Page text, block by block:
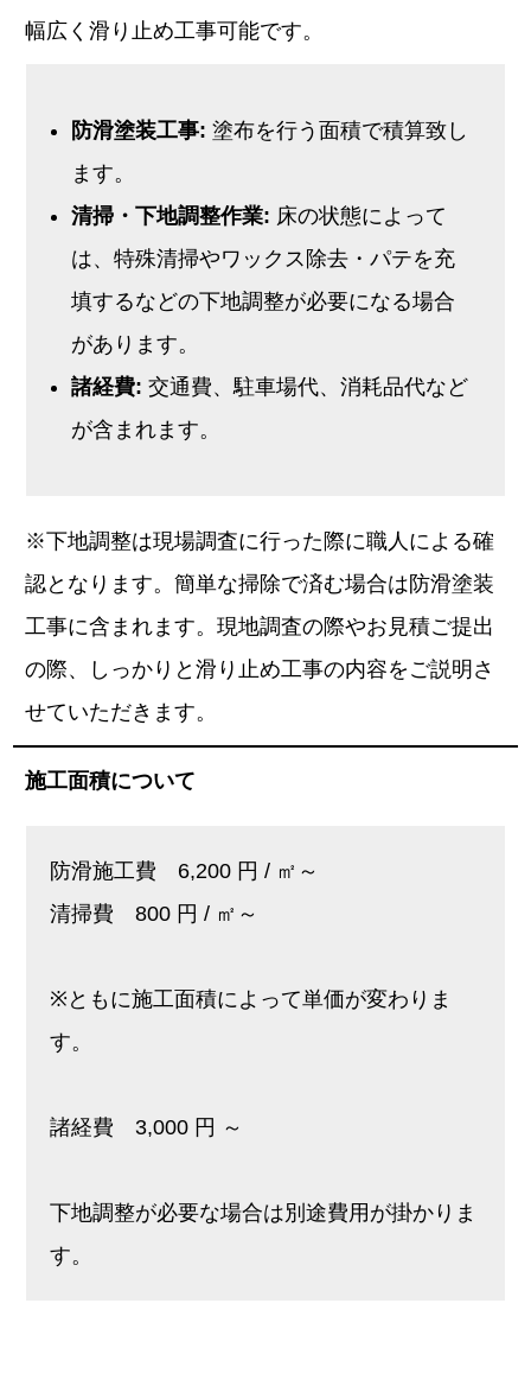
幅広く滑り止め工事可能です。
防滑塗装工事: 塗布を行う面積で積算致し
ます。
清掃・下地調整作業: 床の状態によって
は、特殊清掃やワックス除去・パテを充
填するなどの下地調整が必要になる場合
があります。
諸経費: 交通費、駐車場代、消耗品代など
が含まれます。
※下地調整は現場調査に行った際に職人による確
認となります。簡単な掃除で済む場合は防滑塗装
工事に含まれます。現地調査の際やお見積ご提出
の際、しっかりと滑り止め工事の内容をご説明さ
せていただきます。
施工面積について
防滑施工費 6,200 円 / ㎡～
清掃費 800 円 / ㎡～
※ともに施工面積によって単価が変わりま
す。
諸経費 3,000 円 ～
下地調整が必要な場合は別途費用が掛かりま
す。